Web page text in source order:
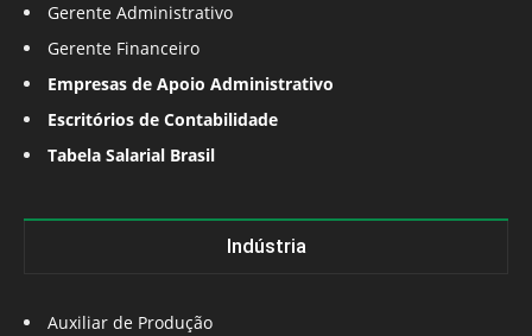
Gerente Administrativo
Gerente Financeiro
Empresas de Apoio Administrativo
Escritórios de Contabilidade
Tabela Salarial Brasil
Indústria
Auxiliar de Produção